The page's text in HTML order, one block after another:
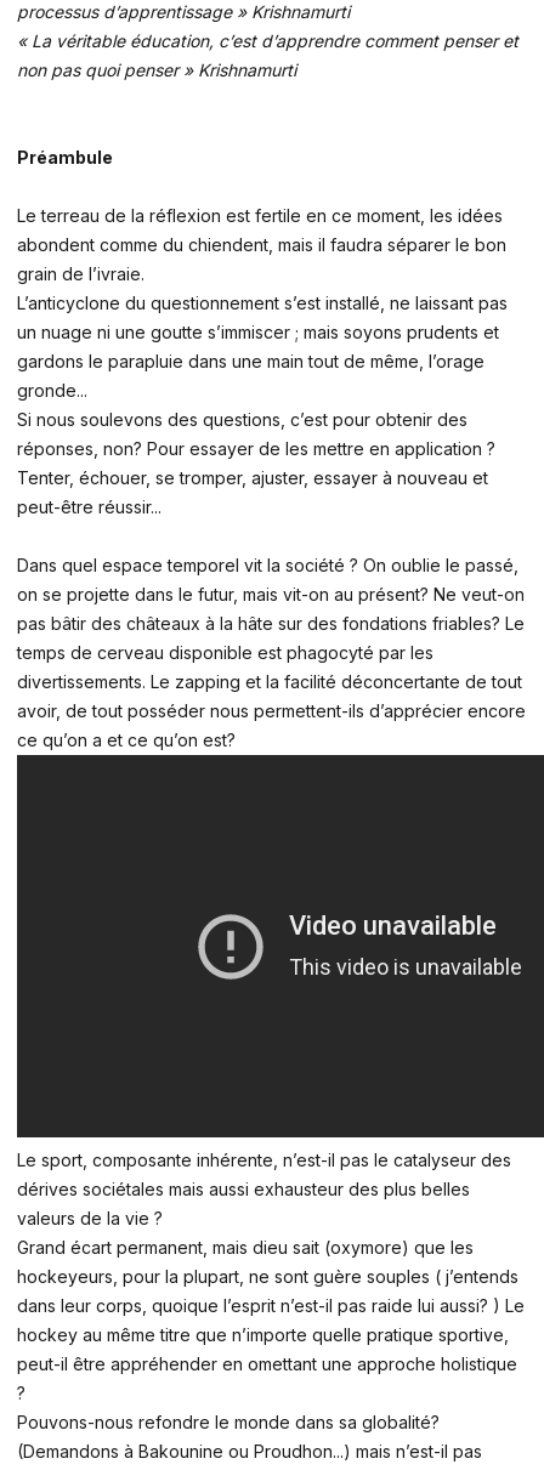
processus d’apprentissage » Krishnamurti
« La véritable éducation, c’est d’apprendre comment penser et
non pas quoi penser » Krishnamurti
Préambule
Le terreau de la réflexion est fertile en ce moment, les idées
abondent comme du chiendent, mais il faudra séparer le bon
grain de l’ivraie.
L’anticyclone du questionnement s’est installé, ne laissant pas
un nuage ni une goutte s’immiscer ; mais soyons prudents et
gardons le parapluie dans une main tout de même, l’orage
gronde...
Si nous soulevons des questions, c’est pour obtenir des
réponses, non? Pour essayer de les mettre en application ?
Tenter, échouer, se tromper, ajuster, essayer à nouveau et
peut-être réussir...
Dans quel espace temporel vit la société ? On oublie le passé,
on se projette dans le futur, mais vit-on au présent? Ne veut-on
pas bâtir des châteaux à la hâte sur des fondations friables? Le
temps de cerveau disponible est phagocyté par les
divertissements. Le zapping et la facilité déconcertante de tout
avoir, de tout posséder nous permettent-ils d’apprécier encore
ce qu’on a et ce qu’on est?
Le sport, composante inhérente, n’est-il pas le catalyseur des
dérives sociétales mais aussi exhausteur des plus belles
valeurs de la vie ?
Grand écart permanent, mais dieu sait (oxymore) que les
hockeyeurs, pour la plupart, ne sont guère souples ( j’entends
dans leur corps, quoique l’esprit n’est-il pas raide lui aussi? ) Le
hockey au même titre que n’importe quelle pratique sportive,
peut-il être appréhender en omettant une approche holistique
?
Pouvons-nous refondre le monde dans sa globalité?
(Demandons à Bakounine ou Proudhon...) mais n’est-il pas